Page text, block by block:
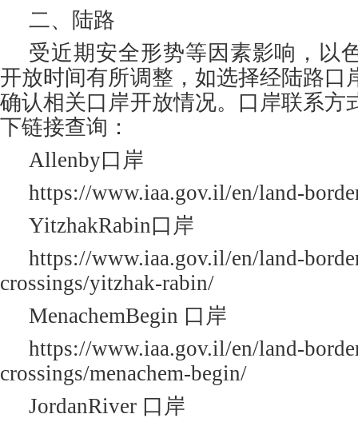
二、陆路
受近期安全形势等因素影响，以
开放时间有所调整，如选择经陆路口
确认相关口岸开放情况。口岸联系方
下链接查询：
Allenby口岸
https://www.iaa.gov.il/en/land-
YitzhakRabin口岸
https://www.iaa.gov.il/en/land-
crossings/yitzhak-rabin/
MenachemBegin 口岸
https://www.iaa.gov.il/en/land-
crossings/menachem-begin/
JordanRiver 口岸